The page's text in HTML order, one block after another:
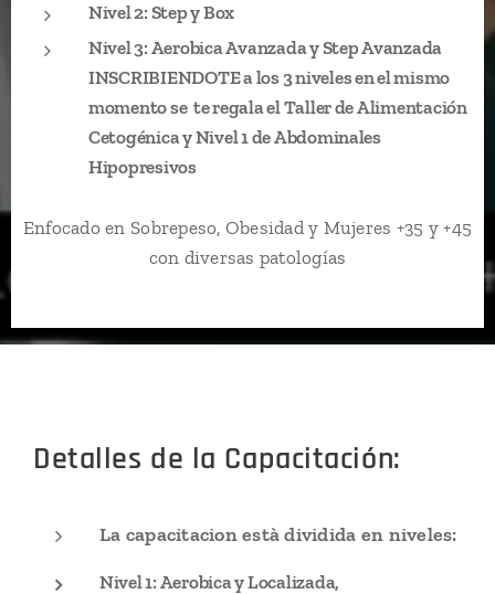
Nivel 2: Step y Box
Nivel 3: Aerobica Avanzada y Step Avanzada
INSCRIBIENDOTE a los 3 niveles en el mismo
momento se te regala el Taller de Alimentación
Cetogénica y Nivel 1 de Abdominales
Hipopresivos
Enfocado en Sobrepeso, Obesidad y Mujeres +35 y +45
con diversas patologías
Detalles de la Capacitación:
La capacitacion està dividida en niveles:
Nivel 1: Aerobica y Localizada,